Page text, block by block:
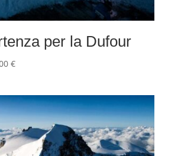
per la Dufour
€Fascia
da
264,00 €
a
588,00 €